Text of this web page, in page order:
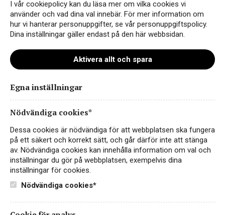
P.Lex Langhe Nebbiolo
RÖTT VIN
ITALIEN, PIEMONTE, LANGHE
P.Lex Langhe Nebbiolo- 2022! En riktigt grym årgång,
elegant och sofistikerad och ett vin som med fördel kan
fortsätta lagras på flaska ytterligare ett par år om så
önskas. P.Lex…Läs mer
I vår cookiepolicy kan du läsa mer om vilka cookies vi
använder och vad dina val innebär. För mer information om
hur vi hanterar personuppgifter, se vår personuppgiftspolicy.
Dina inställningar gäller endast på den här webbsidan.
Aktivera allt och spara
Egna inställningar
Nödvändiga cookies*
Dessa cookies är nödvändiga för att webbplatsen ska fungera
på ett säkert och korrekt sätt, och går därför inte att stänga
av. Nödvändiga cookies kan innehålla information om val och
inställningar du gör på webbplatsen, exempelvis dina
inställningar för cookies.
Nödvändiga cookies*